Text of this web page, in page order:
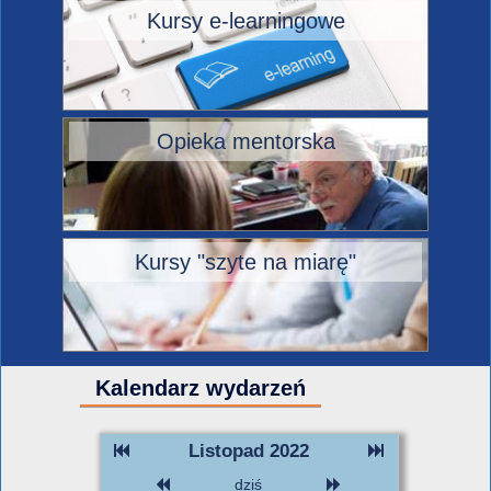
Kursy e-learningowe
Opieka mentorska
Kursy "szyte na miarę"
Kalendarz wydarzeń
Listopad 2022
dziś